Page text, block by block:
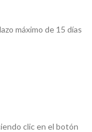
máximo de 15 días
clic en el botón